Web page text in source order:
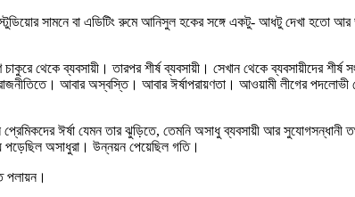
স্টুডিয়োর সামনে বা এডিটিং রুমে আনিসুল হকের সঙ্গে একটু- আধটু দেখা
থেকে ব্যবসায়ী। তারপর শীর্ষ ব্যবসায়ী। সেখান থেকে ব্যবসায়ীদের
আবার অস্বস্তি। আবার ঈর্ষাপরায়ণতা। আওয়ামী লীগের পদলোভী
ঈর্ষা যেমন তার ঝুড়িতে, তেমনি অসাধু ব্যবসায়ী আর
পড়েছিল অসাধুরা। উন্নয়ন পেয়েছিল গতি।
পলায়ন।